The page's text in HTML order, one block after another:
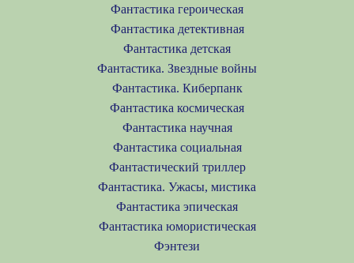
Фантастика героическая
Фантастика детективная
Фантастика детская
Фантастика. Звездные войны
Фантастика. Киберпанк
Фантастика космическая
Фантастика научная
Фантастика социальная
Фантастический триллер
Фантастика. Ужасы, мистика
Фантастика эпическая
Фантастика юмористическая
Фэнтези